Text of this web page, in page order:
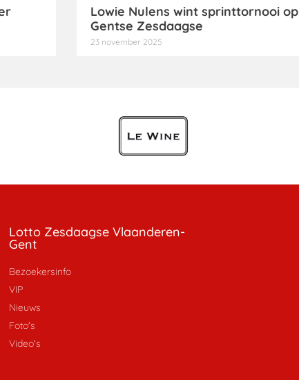
Lowie Nulens wint sprinttornooi op
Gentse Zesdaagse
23 november 2025
Lotto Zesdaagse Vlaanderen-
Gent
Bezoekersinfo
VIP
Nieuws
Foto's
Video's